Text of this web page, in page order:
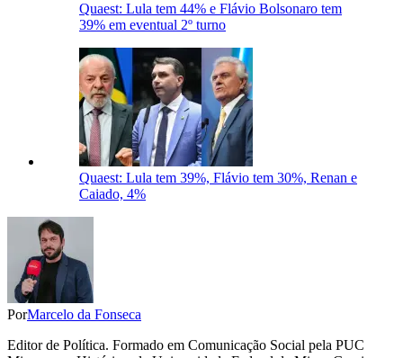
Quaest: Lula tem 44% e Flávio Bolsonaro tem
39% em eventual 2º turno
Quaest: Lula tem 39%, Flávio tem 30%, Renan e
Caiado, 4%
PorMarcelo da Fonseca
Editor de Política. Formado em Comunicação Social pela PUC